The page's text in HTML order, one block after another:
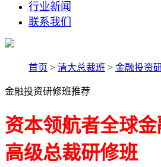
行业新闻
联系我们
首页 > 清大总裁班 > 金融投资
金融投资研修班推荐
资本领航者全球
高级总裁研修班